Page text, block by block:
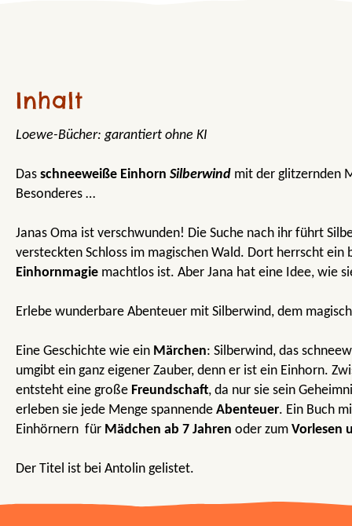
Inhalt
Loewe-Bücher: garantiert ohne KI
Das schneeweiße Einhorn Silberwind mit der glitzernden
Besonderes …
Janas Oma ist verschwunden! Die Suche nach ihr führt
versteckten Schloss im magischen Wald. Dort herrscht ein
Einhornmagie machtlos ist. Aber Jana hat eine Idee, wie
Erlebe wunderbare Abenteuer mit Silberwind, dem
Eine Geschichte wie ein Märchen: Silberwind, das
umgibt ein ganz eigener Zauber, denn er ist ein Einhorn.
entsteht eine große Freundschaft, da nur sie sein
erleben sie jede Menge spannende Abenteuer. Ein Buch
Einhörnern für Mädchen ab 7 Jahren oder zum Vorlesen
Der Titel ist bei Antolin gelistet.